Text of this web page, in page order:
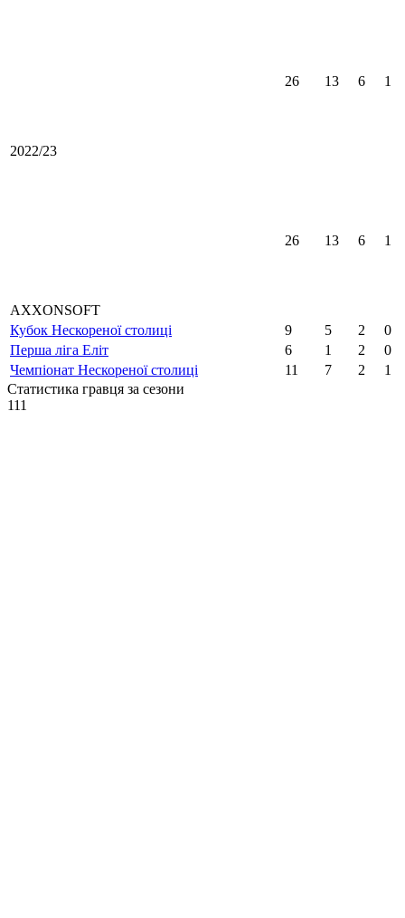
2022/23
26 13 6 1
AXXONSOFT
26 13 6 1
Кубок Нескореної столиці 9 5 2
0
Перша ліга Еліт
6 1 2
0
Чемпіонат Нескореної столиці
11 7 2
1
Статистика гравця за сезони
111